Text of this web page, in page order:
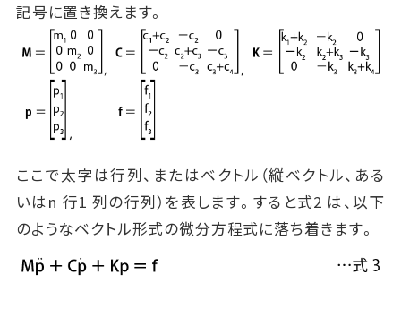
記号に置き換えます。
ここで太字は行列、またはベクトル（縦ベクトル、ある
いはn 行1 列の行列）を表します。すると式2 は、以下
のようなベクトル形式の微分方程式に落ち着きます。